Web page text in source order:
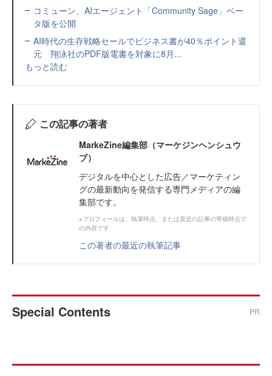
コミューン、AIエージェント「Community Sage」ベー
タ版を公開
AI時代の生存戦略セールでビジネス書が40％ポイント還
元 翔泳社のPDF版電書を対象に8月...
もっと読む
この記事の著者
MarkeZine編集部（マーケジンヘンシュウ
ブ）
デジタルを中心とした広告／マーケティン
グの最新動向を発信する専門メディアの編
集部です。
※プロフィールは、執筆時点、または直近の記事の寄稿時点で
の内容です
この著者の最近の執筆記事
Special Contents PR